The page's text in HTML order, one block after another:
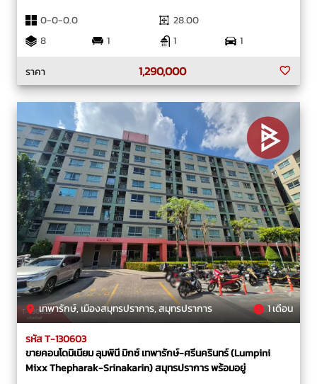
0-0-0.0
28.00
8
1 1
1
ราคา
1,290,000
เทพารักษ์, เมืองสมุทรปราการ, สมุทรปราการ 1 เดือน
รหัส T-130603
ขายคอนโดมิเนียม ลุมพินี มิกซ์ เทพารักษ์-ศรีนครินทร์ (Lumpini
Mixx Thepharak-Srinakarin) สมุทรปราการ พร้อมอยู่